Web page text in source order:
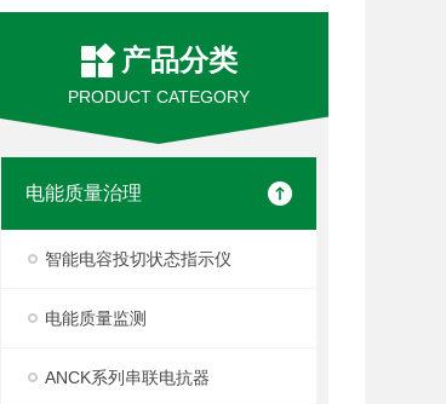
产品分类
PRODUCT CATEGORY
电能质量治理
智能电容投切状态指示仪
电能质量监测
ANCK系列串联电抗器